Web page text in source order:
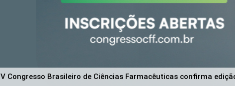
IV Congresso Brasileiro de Ciências Farmacêuticas confirma